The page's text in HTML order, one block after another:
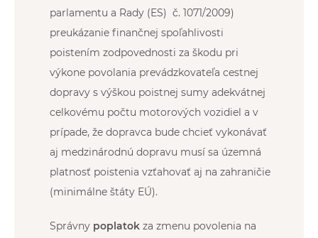
parlamentu a Rady (ES) č. 1071/2009)
preukázanie finančnej spoľahlivosti
poistením zodpovednosti za škodu pri
výkone povolania prevádzkovateľa cestnej
dopravy s výškou poistnej sumy adekvátnej
celkovému počtu motorových vozidiel a v
prípade, že dopravca bude chcieť vykonávať
aj medzinárodnú dopravu musí sa územná
platnosť poistenia vzťahovať aj na zahraničie
(minimálne štáty EÚ).
Správny poplatok za zmenu povolenia na